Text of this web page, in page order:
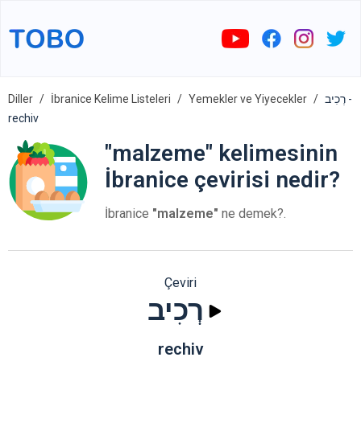
Diller İbranice Kelime Listeleri Yemekler ve Yiyecekler
רְכִיב -
rechiv
"malzeme" kelimesinin
İbranice çevirisi nedir?
İbranice "malzeme" ne demek?.
Çeviri
רְכִיב
rechiv